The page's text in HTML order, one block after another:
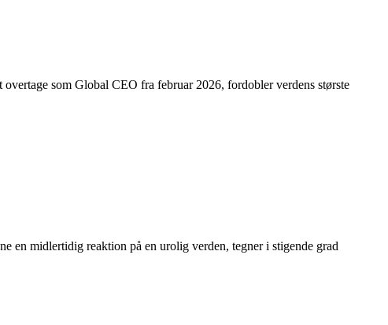
som Global CEO fra februar 2026, fordobler verdens største
en midlertidig reaktion på en urolig verden, tegner i stigende grad